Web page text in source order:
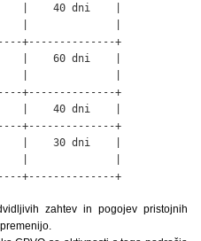
|    40 dni    |
|              |
+--------------+
|    60 dni    |
|              |
+--------------+
|    40 dni    |
+--------------+
|    30 dni    |
|              |
+--------------+
zahtev in pogojev pristojnih